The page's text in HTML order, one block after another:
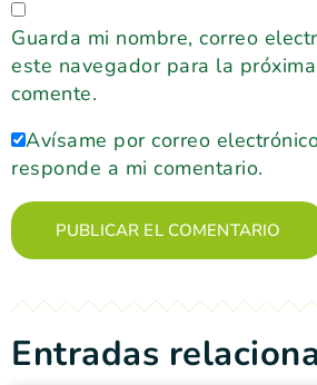
Guarda mi nombre, correo
este navegador para la
comente.
Avísame por correo
responde a mi comentario.
Entradas